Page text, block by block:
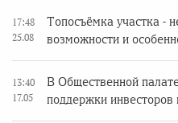
17:48
25.08
Топосъёмка участка -
возможности и
13:40
17.05
В Общественной
поддержки